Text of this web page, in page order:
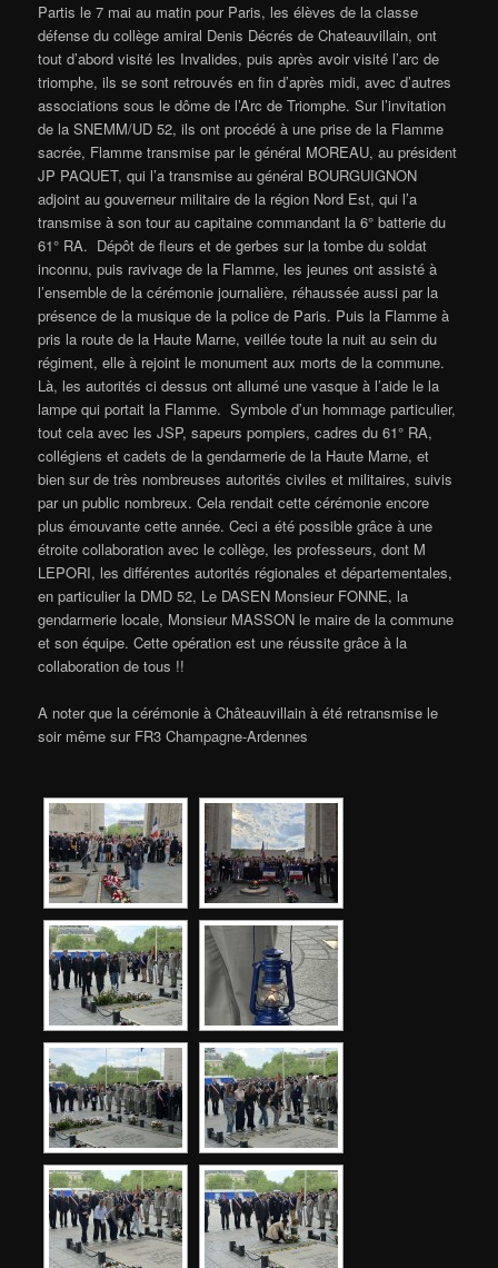
Partis le 7 mai au matin pour Paris, les élèves de la classe
défense du collège amiral Denis Décrés de Chateauvillain, ont
tout d’abord visité les Invalides, puis après avoir visité l’arc de
triomphe, ils se sont retrouvés en fin d’après midi, avec d’autres
associations sous le dôme de l’Arc de Triomphe. Sur l’invitation
de la SNEMM/UD 52, ils ont procédé à une prise de la Flamme
sacrée, Flamme transmise par le général MOREAU, au président
JP PAQUET, qui l’a transmise au général BOURGUIGNON
adjoint au gouverneur militaire de la région Nord Est, qui l’a
transmise à son tour au capitaine commandant la 6° batterie du
61° RA. Dépôt de fleurs et de gerbes sur la tombe du soldat
inconnu, puis ravivage de la Flamme, les jeunes ont assisté à
l’ensemble de la cérémonie journalière, réhaussée aussi par la
présence de la musique de la police de Paris. Puis la Flamme à
pris la route de la Haute Marne, veillée toute la nuit au sein du
régiment, elle à rejoint le monument aux morts de la commune.
Là, les autorités ci dessus ont allumé une vasque à l’aide le la
lampe qui portait la Flamme. Symbole d’un hommage particulier,
tout cela avec les JSP, sapeurs pompiers, cadres du 61° RA,
collégiens et cadets de la gendarmerie de la Haute Marne, et
bien sur de très nombreuses autorités civiles et militaires, suivis
par un public nombreux. Cela rendait cette cérémonie encore
plus émouvante cette année. Ceci a été possible grâce à une
étroite collaboration avec le collège, les professeurs, dont M
LEPORI, les différentes autorités régionales et départementales,
en particulier la DMD 52, Le DASEN Monsieur FONNE, la
gendarmerie locale, Monsieur MASSON le maire de la commune
et son équipe. Cette opération est une réussite grâce à la
collaboration de tous !!
A noter que la cérémonie à Châteauvillain à été retransmise le
soir même sur FR3 Champagne-Ardennes